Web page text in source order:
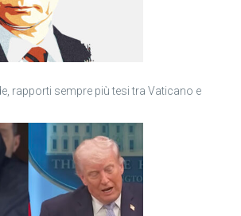
rapporti sempre più tesi tra Vaticano e